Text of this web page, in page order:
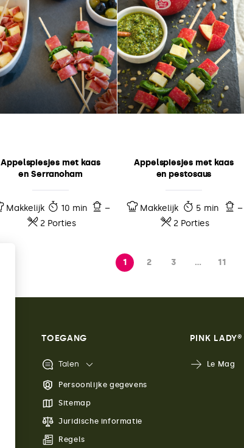
Appelspiesjes met kaas
en Serranoham
Makkelijk 10 min
–
2 Porties
Appelspiesjes met kaas
en pestosaus
Makkelijk 5 min
–
2 Porties
1 2 3 … 11
TOEGANG
Talen
Persoonlijke gegevens
Sitemap
Juridische informatie
Regels
PINK LADY®
Le Mag